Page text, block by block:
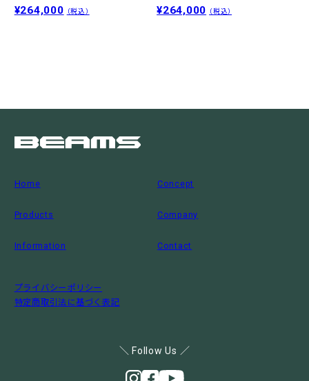
¥264,000 （税込） ¥264,000 （税込）
Home Concept
Products Company
Information Contact
プライバシーポリシー
特定商取引法に基づく表記
＼ Follow Us ／